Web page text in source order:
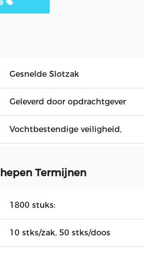
Gesnelde Slotzak
Geleverd door opdrachtgever
Vochtbestendige veiligheid,
Termijnen
1800 stuks:
10 stks/zak, 50 stks/doos